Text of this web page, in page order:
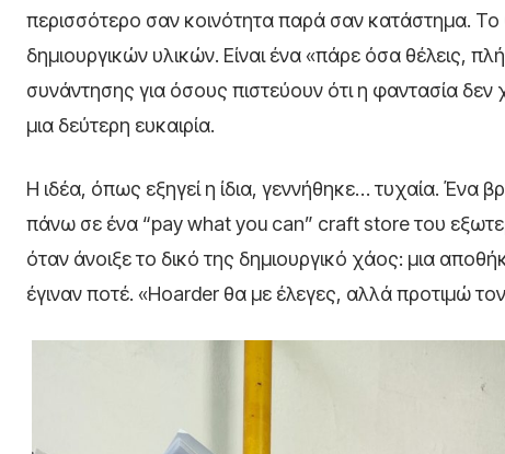
περισσότερο σαν κοινότητα παρά σαν κατάστημα. Το
δημιουργικών υλικών. Είναι ένα «πάρε όσα θέλεις,
συνάντησης για όσους πιστεύουν ότι η φαντασία
μια δεύτερη ευκαιρία.
Η ιδέα, όπως εξηγεί η ίδια, γεννήθηκε… τυχαία.
πάνω σε ένα “pay what you can” craft store του
όταν άνοιξε το δικό της δημιουργικό χάος: μια
έγιναν ποτέ. «Hoarder θα με έλεγες, αλλά προτιμώ